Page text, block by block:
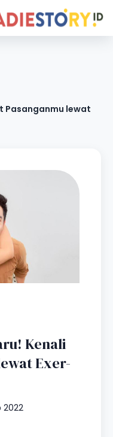
Pasanganmu lewat
Kenali
Exer-
2022